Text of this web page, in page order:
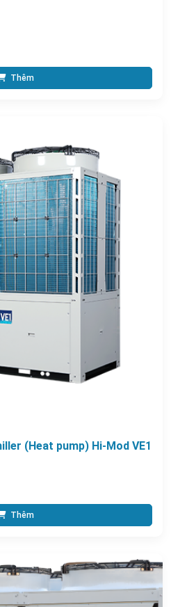
Thêm
(Heat pump) Hi-Mod VE1
Thêm